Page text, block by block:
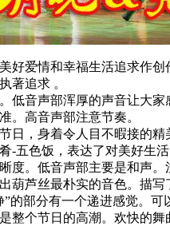
好爱情和幸福生活追求作
著追求 。
低音声部浑厚的声音让大
。高音声部注意节奏。
日，身着令人目不暇接的
-五色饭，表达了对美好生
度。低音声部主要是和声。
葫芦丝最朴实的音色。描
的部分有一个递进感觉。可
整个节日的高潮。欢快的